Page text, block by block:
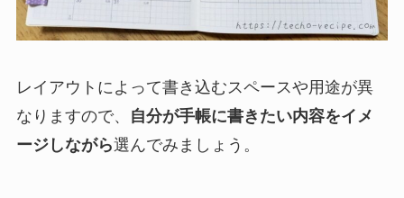
レイアウトによって書き込むスペースや用途が異
なりますので、
自分が手帳に書きたい内容をイメ
ージしながら選んでみましょう。